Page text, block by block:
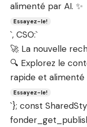
alimenté par AI. ✨
Essayez-le!
`, CSO:`
🚀 La nouvelle
🔍 Explorez le
rapide et alimenté
Essayez-le!
`}; const